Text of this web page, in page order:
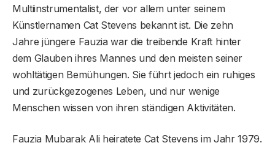
Multiinstrumentalist, der vor allem unter seinem
Künstlernamen Cat Stevens bekannt ist. Die zehn
Jahre jüngere Fauzia war die treibende Kraft hinter
dem Glauben ihres Mannes und den meisten seiner
wohltätigen Bemühungen. Sie führt jedoch ein ruhiges
und zurückgezogenes Leben, und nur wenige
Menschen wissen von ihren ständigen Aktivitäten.
Fauzia Mubarak Ali heiratete Cat Stevens im Jahr 1979.